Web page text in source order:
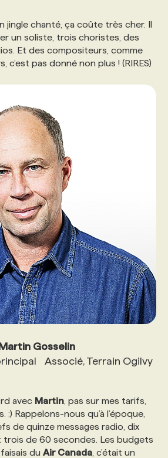
jingle chanté, ça coûte très cher. Il
un soliste, trois choristes, des
Et des compositeurs, comme
c’est pas donné non plus ! (RIRES)
Gosselin
Associé, Terrain Ogilvy
avec Martin , pas sur mes tarifs,
;) Rappelons-nous qu’à l’époque,
de quinze messages radio, dix
trois de 60 secondes. Les budgets
du Air Canada , c’était un